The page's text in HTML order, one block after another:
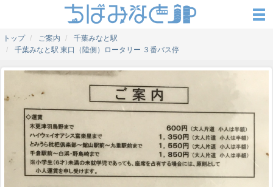
トップ ご案内
千葉みなと駅
千葉みなと駅 東口（陸側）ロータリー ３番バス停